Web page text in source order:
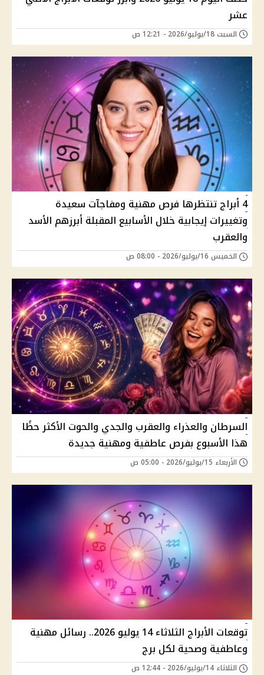
عشر
السبت 18/يوليو/2026 - 12:21 ص
4 أبراج تنتظرها فرص مهنية ومفاجآت سعيدة
وتغييرات إيجابية خلال الأسابيع المقبلة أبرزهم الأسد
والعقرب
الخميس 16/يوليو/2026 - 08:00 ص
السرطان والعذراء والعقرب والجدي والحوت الأكثر حظًا
هذا الأسبوع بفرص عاطفية ومهنية جديدة
الأربعاء 15/يوليو/2026 - 05:00 ص
توقعات الأبراج الثلاثاء 14 يوليو 2026.. رسائل مهنية
وعاطفية وصحية لكل برج
الثلاثاء 14/يوليو/2026 - 12:44 ص